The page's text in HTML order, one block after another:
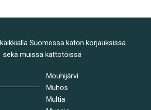
Suomessa katon korjauksissa
sekä muissa kattotöissä
Mouhijärvi
Muhos
Multia